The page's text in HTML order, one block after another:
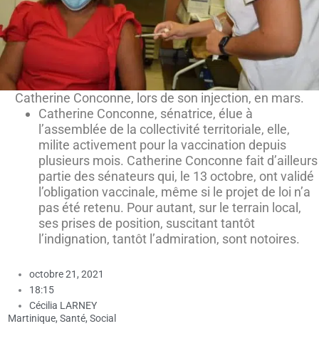
Catherine Conconne, lors de son injection, en mars.
Catherine Conconne, sénatrice, élue à
l’assemblée de la collectivité territoriale, elle,
milite activement pour la vaccination depuis
plusieurs mois. Catherine Conconne fait d’ailleurs
partie des sénateurs qui, le 13 octobre, ont validé
l’obligation vaccinale, même si le projet de loi n’a
pas été retenu. Pour autant, sur le terrain local,
ses prises de position, suscitant tantôt
l’indignation, tantôt l’admiration, sont notoires.
octobre 21, 2021
18:15
Cécilia LARNEY
Martinique, Santé, Social